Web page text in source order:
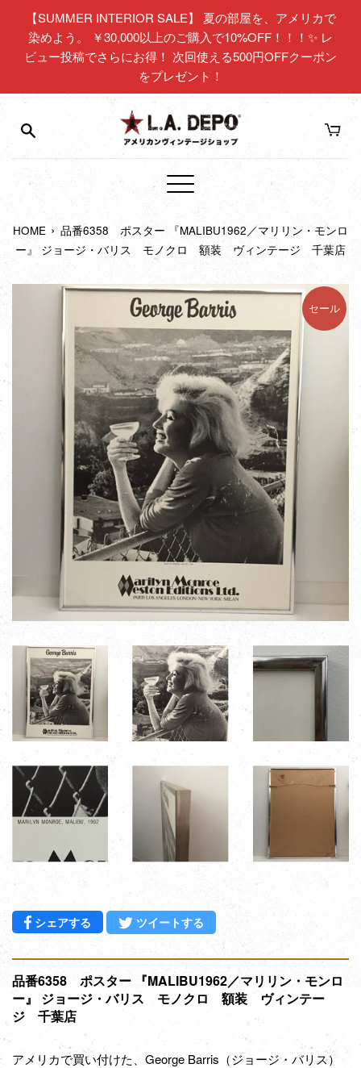
【SUMMER INTERIOR SALE】 夏の部屋を、アメリカで
染めよう。 ￥30,000以上のご購入で10%OFF！！！✨ レ
ビュー投稿でさらにお得！ 次回使える500円OFFクーポン
をプレゼント！
メ
ュ
ー
HOME › 品番6358 ポスター 『MALIBU1962／マリリン・モンロ
ー』 ジョージ・バリス モノクロ 額装 ヴィンテージ 千葉店
セール
シェアする Facebookでシェアする
ツイートする
品番6358 ポスター 『MALIBU1962／マリリン・モンロ
ー』 ジョージ・バリス モノクロ 額装 ヴィンテー
ジ 千葉店
アメリカで買い付けた、George Barris（ジョージ・バリス）